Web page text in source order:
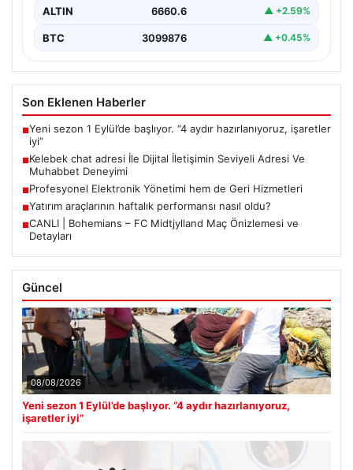
ALTIN 6660.6 ▲ +2.59%
BTC 3099876 ▲ +0.45%
Son Eklenen Haberler
■Yeni sezon 1 Eylül’de başlıyor. “4 aydır hazırlanıyoruz, işaretler
iyi”
■Kelebek chat adresi İle Dijital İletişimin Seviyeli Adresi Ve
Muhabbet Deneyimi
■Profesyonel Elektronik Yönetimi hem de Geri Hizmetleri
■Yatırım araçlarının haftalık performansı nasıl oldu?
■CANLI | Bohemians – FC Midtjylland Maç Önizlemesi ve
Detayları
Güncel
08/08/2026
Yeni sezon 1 Eylül’de başlıyor. “4 aydır hazırlanıyoruz,
işaretler iyi”